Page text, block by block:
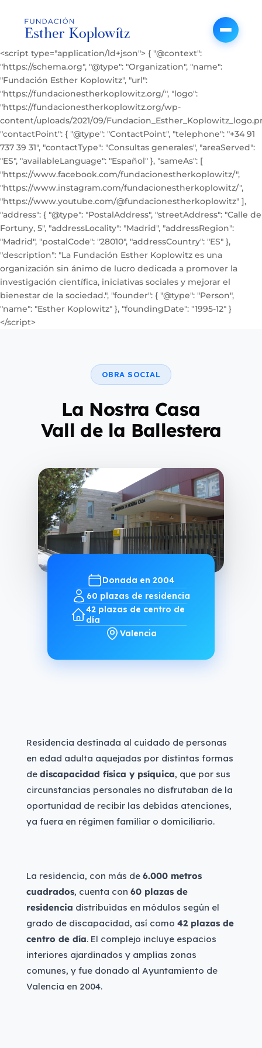
<script type="application/ld+json"> { "@context":
"https://schema.org", "@type": "Organization", "name":
"Fundación Esther Koplowitz", "url":
"https://fundacionestherkoplowitz.org/", "logo":
"https://fundacionestherkoplowitz.org/wp-
content/uploads/2021/09/
"contactPoint": { "@type": "ContactPoint", "telephone": "+34 91
737 39 31", "contactType": "Consultas generales", "areaServed":
"ES", "availableLanguage": "Español" }, "sameAs": [
"https://www.facebook.com/fundacionestherkoplowitz/",
"https://www.instagram.com/fundacionestherkoplowitz/",
"https://www.youtube.com/@fundacionestherkoplowitz" ],
"address": { "@type": "PostalAddress", "streetAddress": "Calle de
Fortuny, 5", "addressLocality": "Madrid", "addressRegion":
"Madrid", "postalCode": "28010", "addressCountry": "ES" },
"description": "La Fundación Esther Koplowitz es una
organización sin ánimo de lucro dedicada a promover la
investigación científica, iniciativas sociales y mejorar el
bienestar de la sociedad.", "founder": { "@type": "Person",
"name": "Esther Koplowitz" }, "foundingDate": "1995-12" }
</script>
OBRA SOCIAL
La Nostra Casa
Vall de la Ballestera
Donada en 2004
60 plazas de residencia
42 plazas de centro de
día
Valencia
Residencia destinada al cuidado de personas
en edad adulta aquejadas por distintas formas
de discapacidad física y psíquica, que por sus
circunstancias personales no disfrutaban de la
oportunidad de recibir las debidas atenciones,
ya fuera en régimen familiar o domiciliario.
La residencia, con más de 6.000 metros
cuadrados, cuenta con 60 plazas de
residencia distribuidas en módulos según el
grado de discapacidad, así como 42 plazas de
centro de día. El complejo incluye espacios
interiores ajardinados y amplias zonas
comunes, y fue donado al Ayuntamiento de
Valencia en 2004.